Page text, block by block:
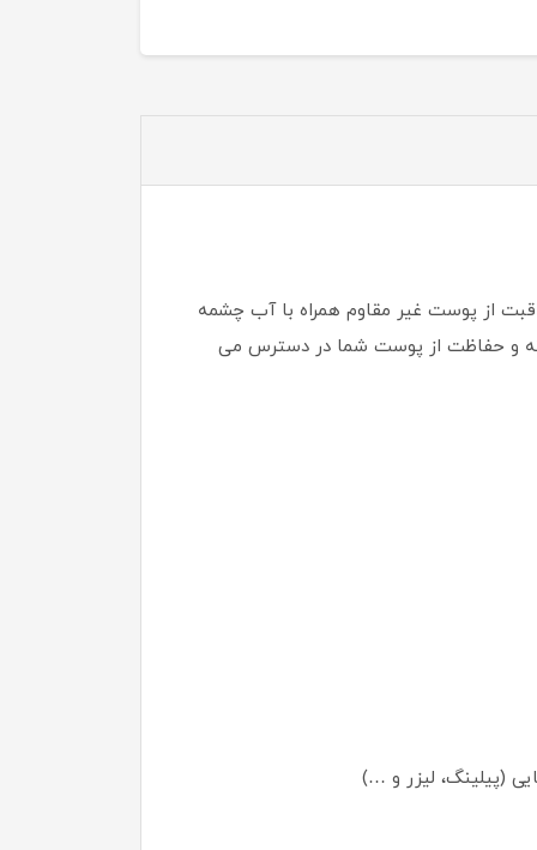
از پوست غیر مقاوم همراه با آب چشمه
و حفاظت از پوست شما در دسترس می
(پیلینگ، لیزر و …)